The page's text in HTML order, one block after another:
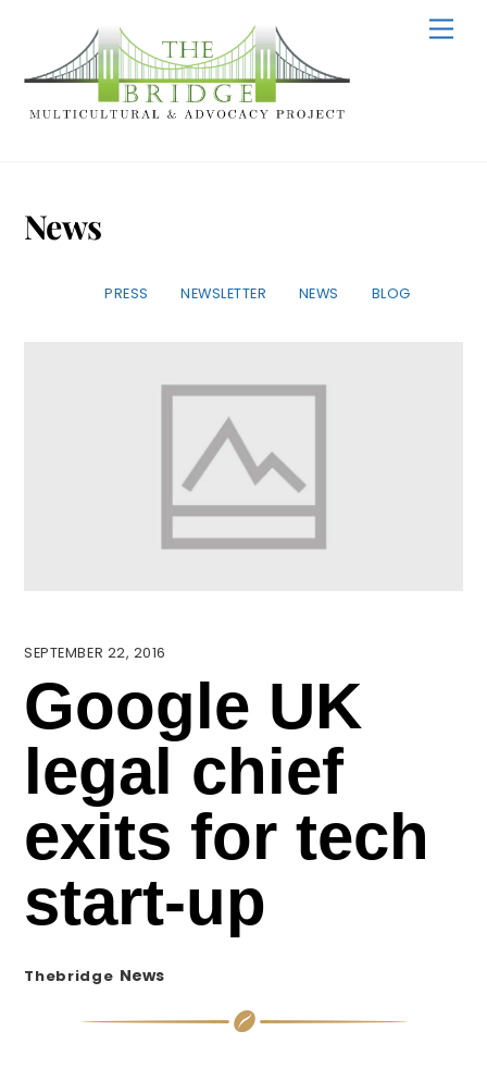
content
News
PRESS NEWSLETTER NEWS BLOG
SEPTEMBER 22, 2016
Google UK
legal chief
exits for tech
start-up
Thebridge News